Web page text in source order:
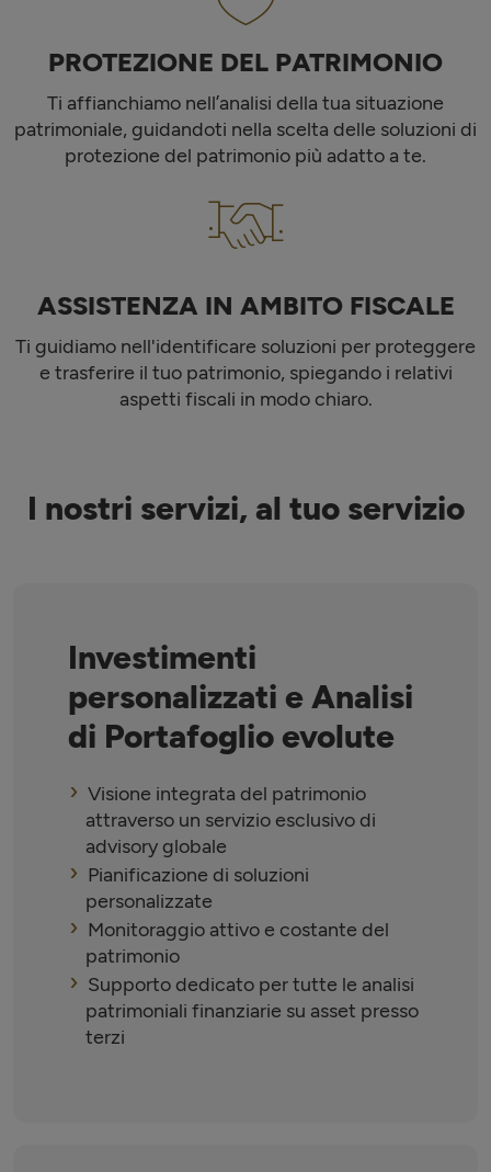
PROTEZIONE DEL PATRIMONIO
Ti affianchiamo nell’analisi della tua situazione
patrimoniale, guidandoti nella scelta delle soluzioni di
protezione del patrimonio più adatto a te.
ASSISTENZA IN AMBITO FISCALE
Ti guidiamo nell'identificare soluzioni per proteggere
e trasferire il tuo patrimonio, spiegando i relativi
aspetti fiscali in modo chiaro.
I nostri servizi, al tuo servizio
Investimenti
personalizzati e Analisi
di Portafoglio evolute
Visione integrata del patrimonio
attraverso un servizio esclusivo di
advisory globale
Pianificazione di soluzioni
personalizzate
Monitoraggio attivo e costante del
patrimonio
Supporto dedicato per tutte le analisi
patrimoniali finanziarie su asset presso
terzi